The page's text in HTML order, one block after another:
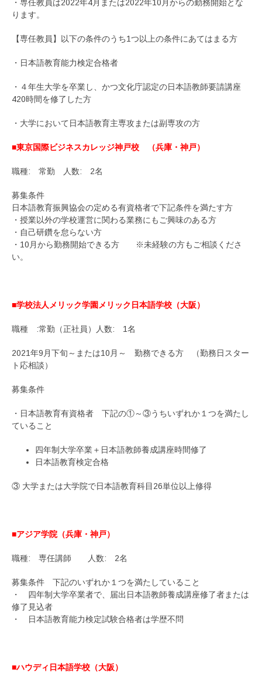
・専任教員は2022年4月または2022年10月からの勤務開始とな
ります。
【専任教員】以下の条件のうち1つ以上の条件にあてはまる方
・日本語教育能力検定合格者
・４年生大学を卒業し、かつ文化庁認定の日本語教師要請講座
420時間を修了した方
・大学において日本語教育主専攻または副専攻の方
■東京国際ビジネスカレッジ神戸校 （兵庫・神戸）
職種: 常勤 人数: 2名
募集条件
日本語教育振興協会の定める有資格者で下記条件を満たす方
・授業以外の学校運営に関わる業務にもご興味のある方
・自己研鑽を怠らない方
・10月から勤務開始できる方 ※未経験の方もご相談くださ
い。
■学校法人メリック学園メリック日本語学校（大阪）
職種 :常勤（正社員）人数: 1名
2021年9月下旬～または10月～ 勤務できる方 （勤務日スター
ト応相談）
募集条件
・日本語教育有資格者 下記の①～③うちいずれか１つを満たし
ていること
四年制大学卒業＋日本語教師養成講座時間修了
日本語教育検定合格
③ 大学または大学院で日本語教育科目26単位以上修得
■アジア学院（兵庫・神戸）
職種: 専任講師 人数: 2名
募集条件 下記のいずれか１つを満たしていること
・ 四年制大学卒業者で、届出日本語教師養成講座修了者または
修了見込者
・ 日本語教育能力検定試験合格者は学歴不問
■ハウディ日本語学校（大阪）